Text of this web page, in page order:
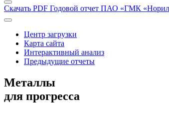
Скачать PDF Годовой отчет ПАО «ГМК
Центр загрузки
Карта сайта
Интерактивный анализ
Предыдущие отчеты
Металлы
для прогресса